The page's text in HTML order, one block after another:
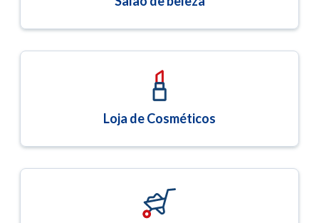
Loja de Cosméticos